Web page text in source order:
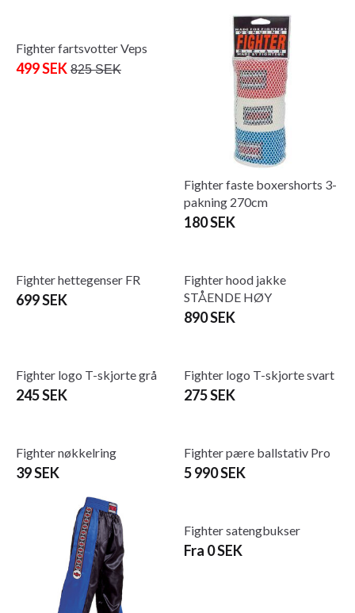
Fighter faste boxershorts 3-
pakning 270cm
699 SEK
STÅENDE HØY
890 SEK